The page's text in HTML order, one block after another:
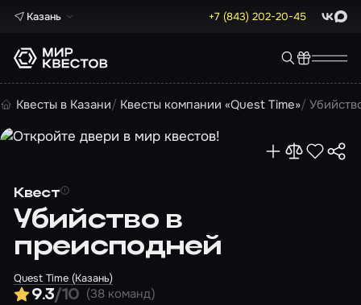
Казань +7 (843) 202-20-45 Max
Квесты в Казани Квесты компании «Quest Time»
Квест
Убийство в
преисподней
Quest Time (Казань)
9.3/10 (38 команд)